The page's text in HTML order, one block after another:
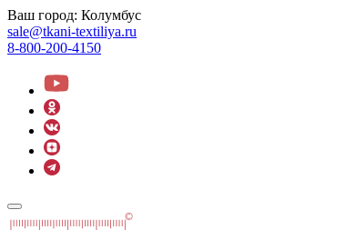
Ваш город: Колумбус
sale@tkani-textiliya.ru
8-800-200-4150